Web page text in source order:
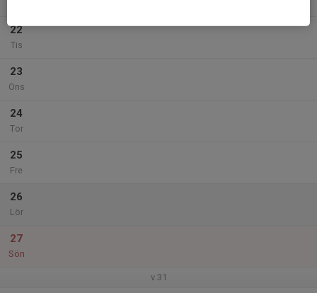
22
Tis
23
Ons
24
Tor
25
Fre
26
Lör
27
Sön
v.31